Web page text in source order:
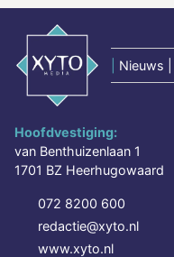
Nieuws
Hoofdvestiging:
van Benthuizenlaan 1
1701 BZ Heerhugowaard
072 8200 600
redactie@xyto.nl
www.xyto.nl